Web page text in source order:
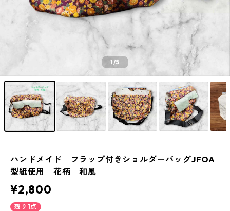
1/5
ハンドメイド フラップ付きショルダーバッグJFOA
型紙使用 花柄 和風
¥2,800
残り1点